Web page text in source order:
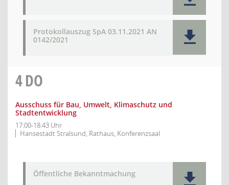
Protokollauszug SpA 03.11.2021 AN
0142/2021
4DO
Ausschuss für Bau, Umwelt, Klimaschutz und
Stadtentwicklung
17:00-18:43 Uhr
Hansestadt Stralsund, Rathaus, Konferenzsaal
Öffentliche Bekanntmachung